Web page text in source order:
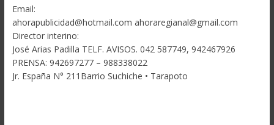
Email:
ahorapublicidad@hotmail.com ahoraregianal@gmail.com
Director interino:
José Arias Padilla TELF. AVISOS. 042 587749, 942467926
PRENSA: 942697277 – 988338022
Jr. España N° 211Barrio Suchiche • Tarapoto